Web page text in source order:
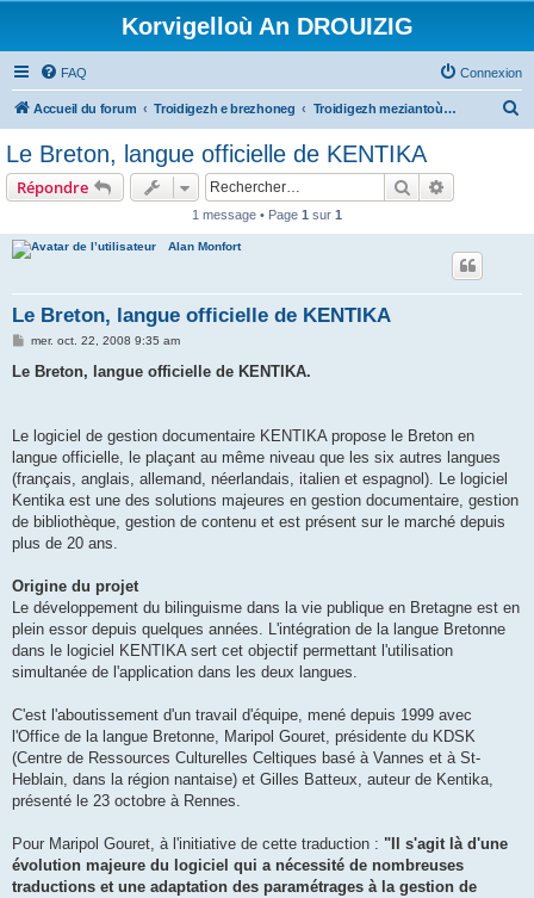
Korvigelloù An DROUIZIG
FAQ Connexion
Accueil du forum Troidigezh e brezhoneg Troidigezh meziantoù all (frank a wirioù evit an darn vrasañ anezho)
Le Breton, langue officielle de KENTIKA
Répondre Rechercher
1 message • Page 1 sur 1
Alan Monfort
Le Breton, langue officielle de KENTIKA
M
s
mer. oct. 22, 2008 9:35 am
Le Breton, langue officielle de KENTIKA.
Le logiciel de gestion documentaire KENTIKA propose le Breton en
langue officielle, le plaçant au même niveau que les six autres langues
(français, anglais, allemand, néerlandais, italien et espagnol). Le logiciel
Kentika est une des solutions majeures en gestion documentaire, gestion
de bibliothèque, gestion de contenu et est présent sur le marché depuis
plus de 20 ans.
Origine du projet
Le développement du bilinguisme dans la vie publique en Bretagne est en
plein essor depuis quelques années. L'intégration de la langue Bretonne
dans le logiciel KENTIKA sert cet objectif permettant l'utilisation
simultanée de l'application dans les deux langues.
C'est l'aboutissement d'un travail d'équipe, mené depuis 1999 avec
l'Office de la langue Bretonne, Maripol Gouret, présidente du KDSK
(Centre de Ressources Culturelles Celtiques basé à Vannes et à St-
Heblain, dans la région nantaise) et Gilles Batteux, auteur de Kentika,
présenté le 23 octobre à Rennes.
Pour Maripol Gouret, à l'initiative de cette traduction : "Il s'agit là d'une
évolution majeure du logiciel qui a nécessité de nombreuses
traductions et une adaptation des paramétrages à la gestion de